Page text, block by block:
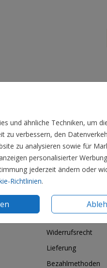
und ähnliche Techniken, um
zu verbessern, den
zu analysieren sowie für
personalisierter
jederzeit ändern oder
Richtlinien.
Widerrufsrecht
Lieferung
Bezahlmethoden